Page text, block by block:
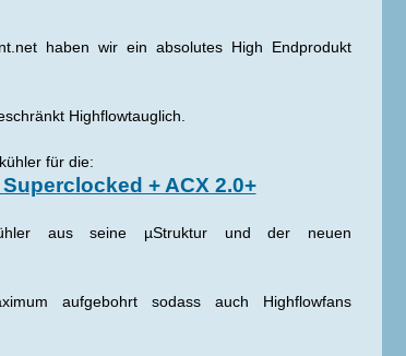
haben wir ein absolutes High Endprodukt
Highflowtauglich.
für die:
+ ACX 2.0+
aus seine µStruktur und der neuen
aufgebohrt sodass auch Highflowfans